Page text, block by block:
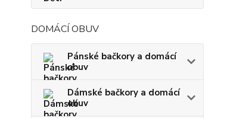
DOMÁCÍ OBUV
Pánské bačkory a domácí
obuv
Dámské bačkory a domácí
obuv